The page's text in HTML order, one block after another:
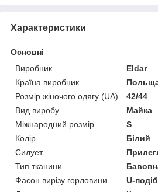
Характеристики
Основні
Виробник
Eldar
Країна виробник
Розмір жіночого одягу (UA)
42/44
Вид виробу
Майка
Міжнародний розмір
S
Колір
Білий
Силует
Тип тканини
Фасон вирізу горловини
U-